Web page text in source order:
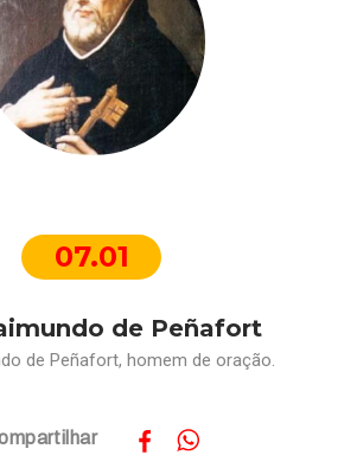
07.01
de Peñafort
de Peñafort, homem de oração.